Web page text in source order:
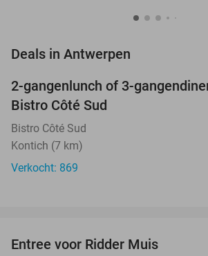
Deals in Antwerpen
2-gangenlunch of 3-
Bistro Côté Sud
Bistro Côté Sud
Kontich (7 km)
Verkocht: 869
Entree voor Ridder Muis